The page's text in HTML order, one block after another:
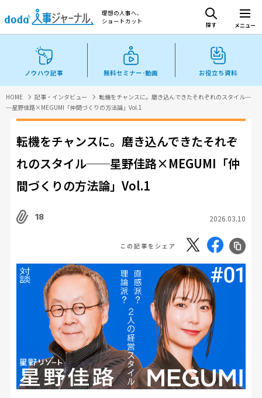
理想の人事へ、
ショートカット
探す メニュー
ノウハウ記事 無料セミナー･動画 お役立ち資料
HOME 記事・インタビュー
転機をチャンスに。磨き込んできたそれぞれのスタイル─
─星野佳路×MEGUMI「仲間づくりの方法論」Vol.1
転機をチャンスに。磨き込んできたそれぞ
れのスタイル──星野佳路×MEGUMI「仲
間づくりの方法論」Vol.1
18 2026.03.10
この記事をシェア